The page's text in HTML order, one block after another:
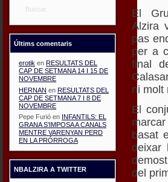
Buscar
Últims comentaris
erotik en RESULTATS DEL
CAP DE SETMANA 14 I 15 DE
NOVEMBRE
HERNAN en RESULTATS DEL
CAP DE SETMANA 7 I 8 DE
NOVEMBRE
Pepe Furió en INFANTILS: EL
GRANA S’IMPOSA A CANALS
MENTRE VARENYAN PERD
EN LA PRÓRROGA
NBALZIRA A TWITTER
El
Alzira
pas
per a
final
ni molt
El
basat
deixar
del